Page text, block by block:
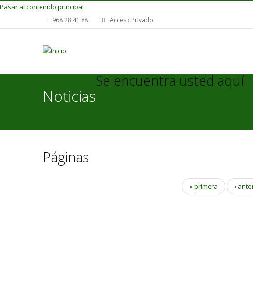
Pasar al contenido principal
968 28 41 88 Acceso Privado
Noticias
Se encuentra usted aquí
Páginas
« primera ‹